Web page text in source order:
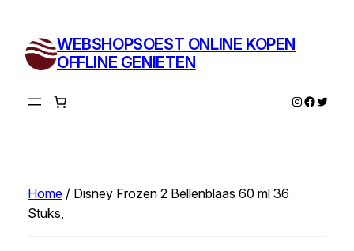
inhoud
WEBSHOPSOEST ONLINE KOPEN
OFFLINE GENIETEN
Instagram
Twitter
Home/ Disney Frozen 2 Bellenblaas 60 ml 36
Stuks,